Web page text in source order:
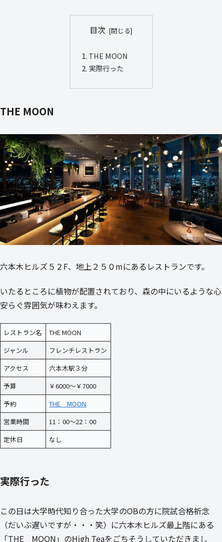
目次
THE MOON
実際行った
THE MOON
六本木ヒルズ５２F、地上２５０mにあるレストランです。
いたるところに植物が配置されており、森の中にいるような心
安らぐ雰囲気が味わえます。
レストラン名
THE MOON
ジャンル
フレンチレストラン
アクセス
六本木駅３分
予算
￥6000～￥7000
予約
THE MOON
営業時間
11：00～22：00
定休日
なし
実際行った
この日は大学時代知り合った大学のOBの方に院試合格祈念
（だいぶ遅いですが・・・笑）に六本木ヒルズ最上階にある
「THE MOON」のHigh Teaをごちそうしていただきまし